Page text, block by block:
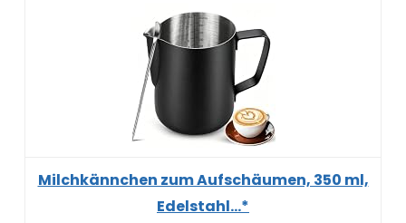
Milchkännchen zum Aufschäumen, 350 ml,
Edelstahl...*